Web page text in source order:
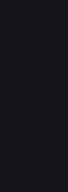
und